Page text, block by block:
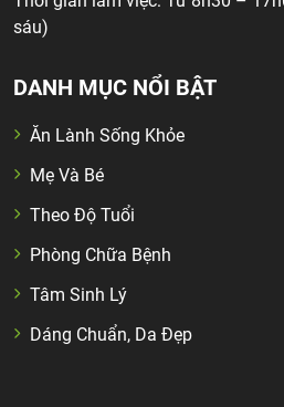
sáu)
DANH MỤC NỔI BẬT
Ăn Lành Sống Khỏe
Mẹ Và Bé
Theo Độ Tuổi
Phòng Chữa Bệnh
Tâm Sinh Lý
Dáng Chuẩn, Da Đẹp